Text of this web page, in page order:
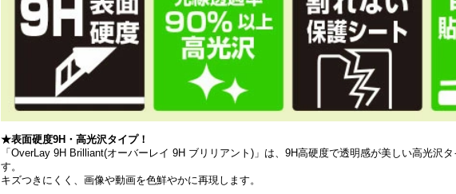
★表面硬度9H・高光沢タイプ！
「OverLay 9H Brilliant(オーバーレイ 9H ブリリアント)」は、9H高硬度で透明感が美しい高光沢
す。
キズつきにくく、画像や動画を色鮮やかに再現します。